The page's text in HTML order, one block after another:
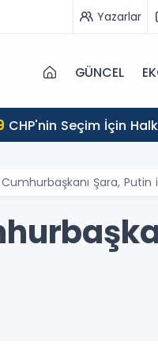
Yazarlar
GÜNCEL
CHP'nin Seçim İçin
Şara,